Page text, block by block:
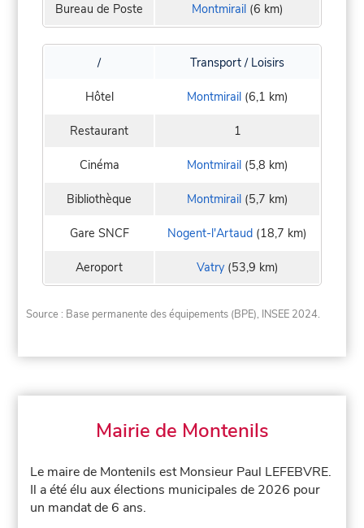
Bureau de Poste Montmirail(6 km)
/ Transport / Loisirs
Hôtel Montmirail(6,1 km)
Restaurant 1
Cinéma Montmirail(5,8 km)
Bibliothèque Montmirail(5,7 km)
Gare SNCF Nogent-l'Artaud (18,7 km)
Aeroport Vatry(53,9 km)
Source : Base permanente des équipements (BPE), INSEE 2024.
Mairie de Montenils
Le maire de Montenils est Monsieur Paul LEFEBVRE.
Il a été élu aux élections municipales de 2026 pour
un mandat de 6 ans.